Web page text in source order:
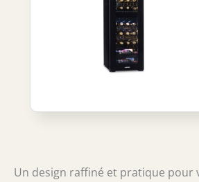
Un design raffiné et pratique